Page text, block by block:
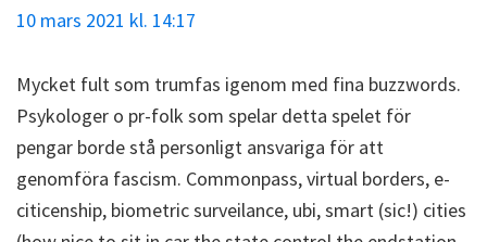
10 mars 2021 kl. 14:17
Mycket fult som trumfas igenom med fina buzzwords.
Psykologer o pr-folk som spelar detta spelet för
pengar borde stå personligt ansvariga för att
genomföra fascism. Commonpass, virtual borders, e-
citicenship, biometric surveilance, ubi, smart (sic!) cities